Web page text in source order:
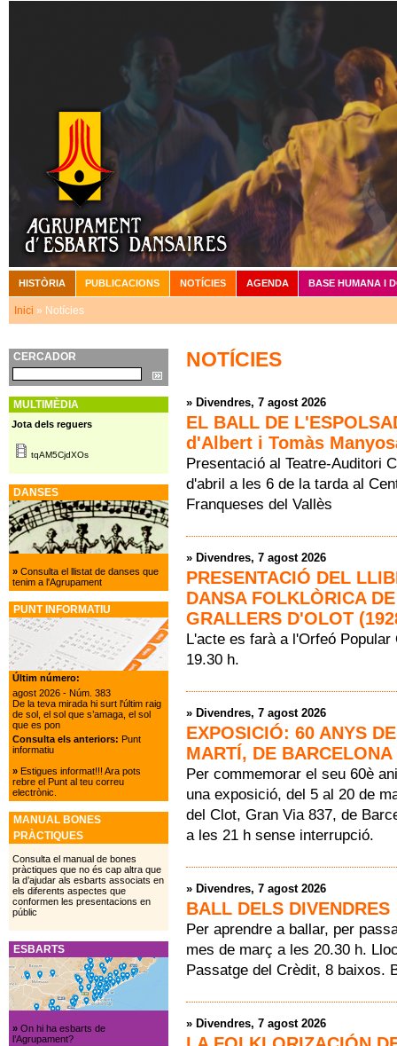
NOTÍCIES
» Divendres, 7 agost 2026
EL BALL DE
d'Albert i Tomàs
Presentació al Teatre-Auditori
d'abril a les 6 de la tarda al
Franqueses del Vallès
» Divendres, 7 agost 2026
PRESENTACIÓ DEL
DANSA FOLKLÒRICA
GRALLERS D'OLOT
L'acte es farà a l'Orfeó
19.30 h.
» Divendres, 7 agost 2026
EXPOSICIÓ: 60 ANYS
MARTÍ, DE BARCELONA
Per commemorar el seu 60è
una exposició, del 5 al 20 de
del Clot, Gran Via 837, de
a les 21 h sense interrupció.
» Divendres, 7 agost 2026
BALL DELS DIVENDRES
Per aprendre a ballar, per
mes de març a les 20.30 h.
Passatge del Crèdit, 8 baixos.
» Divendres, 7 agost 2026
Menú principal
HISTÒRIA PUBLICACIONS NOTÍCIES AGENDA BASE HUMANA I
Esteu aquí
Inici » Notícies
CERCADOR
Cerca
MULTIMÈDIA
Jota dels reguers
tqAM5CjdXOs
DANSES
»Consulta el llistat de danses que
tenim a l'Agrupament
PUNT INFORMATIU
Últim número:
agost 2026 - Núm. 383
De la teva mirada hi surt l'últim raig
de sol, el sol que s’amaga, el sol
que es pon
Consulta els anteriors: Punt
informatiu
»Estigues informat!!! Ara pots
rebre el Punt al teu correu
electrònic.
MANUAL BONES
PRÀCTIQUES
Consulta el manual de bones
pràctiques que no és cap altra que
la d’ajudar als esbarts associats en
els diferents aspectes que
conformen les presentacions en
públic
ESBARTS
»On hi ha esbarts de
l’Agrupament?